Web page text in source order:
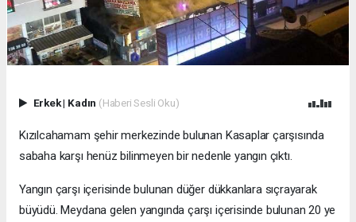
Erkek| Kadın (Haberi Sesli Oku)
Kızılcahamam şehir merkezinde bulunan Kasaplar çarşısında
sabaha karşı henüz bilinmeyen bir nedenle yangın çıktı.
Yangın çarşı içerisinde bulunan düğer dükkanlara sıçrayarak
büyüdü. Meydana gelen yangında çarşı içerisinde bulunan 20 ye